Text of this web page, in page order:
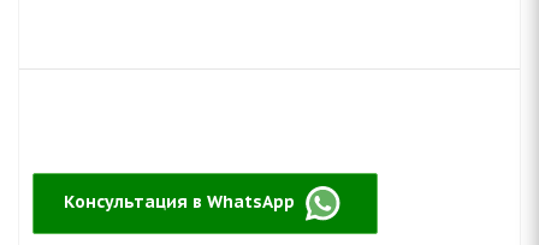
Консультация в WhatsApp